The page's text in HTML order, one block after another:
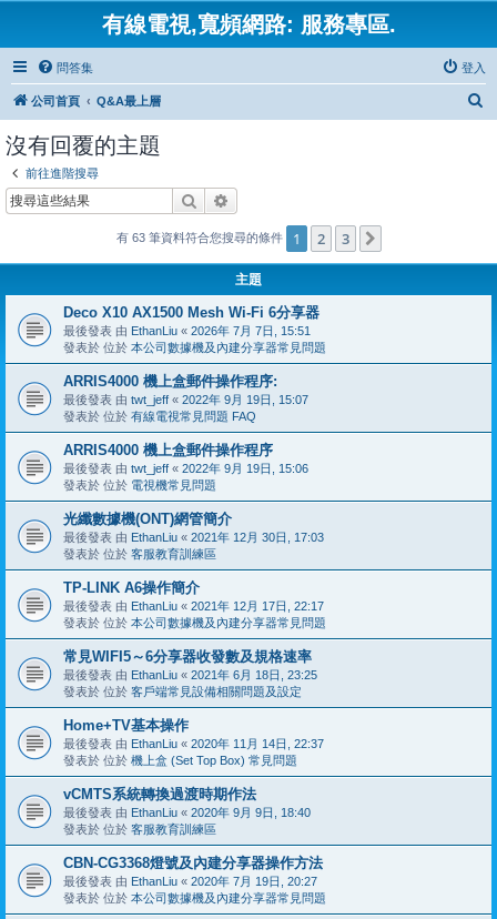
有線電視,寬頻網路: 服務專區.
問答集 登入
公司首頁 Q&A最上層
沒有回覆的主題
前往進階搜尋
搜尋
有 63 筆資料符合您搜尋的條件 1 2 3
主題
Deco X10 AX1500 Mesh Wi-Fi 6分享器
最後發表 由 EthanLiu « 2026年 7月 7日, 15:51
發表於 位於 本公司數據機及內建分享器常見問題
ARRIS4000 機上盒郵件操作程序:
最後發表 由 twt_jeff « 2022年 9月 19日, 15:07
發表於 位於 有線電視常見問題 FAQ
ARRIS4000 機上盒郵件操作程序
最後發表 由 twt_jeff « 2022年 9月 19日, 15:06
發表於 位於 電視機常見問題
光纖數據機(ONT)網管簡介
最後發表 由 EthanLiu « 2021年 12月 30日, 17:03
發表於 位於 客服教育訓練區
TP-LINK A6操作簡介
最後發表 由 EthanLiu « 2021年 12月 17日, 22:17
發表於 位於 本公司數據機及內建分享器常見問題
常見WIFI5～6分享器收發數及規格速率
最後發表 由 EthanLiu « 2021年 6月 18日, 23:25
發表於 位於 客戶端常見設備相關問題及設定
Home+TV基本操作
最後發表 由 EthanLiu « 2020年 11月 14日, 22:37
發表於 位於 機上盒 (Set Top Box) 常見問題
vCMTS系統轉換過渡時期作法
最後發表 由 EthanLiu « 2020年 9月 9日, 18:40
發表於 位於 客服教育訓練區
CBN-CG3368燈號及內建分享器操作方法
最後發表 由 EthanLiu « 2020年 7月 19日, 20:27
發表於 位於 本公司數據機及內建分享器常見問題